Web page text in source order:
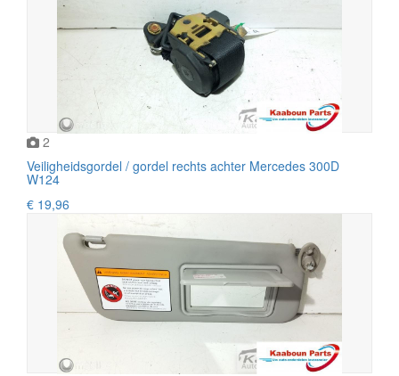
2
Veiligheidsgordel / gordel rechts achter Mercedes 300D
W124
€ 19,96